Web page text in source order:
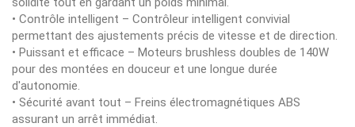
• Contrôle intelligent – Contrôleur intelligent convivial
permettant des ajustements précis de vitesse et de direction.
• Puissant et efficace – Moteurs brushless doubles de 140W
pour des montées en douceur et une longue durée
d'autonomie.
• Sécurité avant tout – Freins électromagnétiques ABS
assurant un arrêt immédiat.